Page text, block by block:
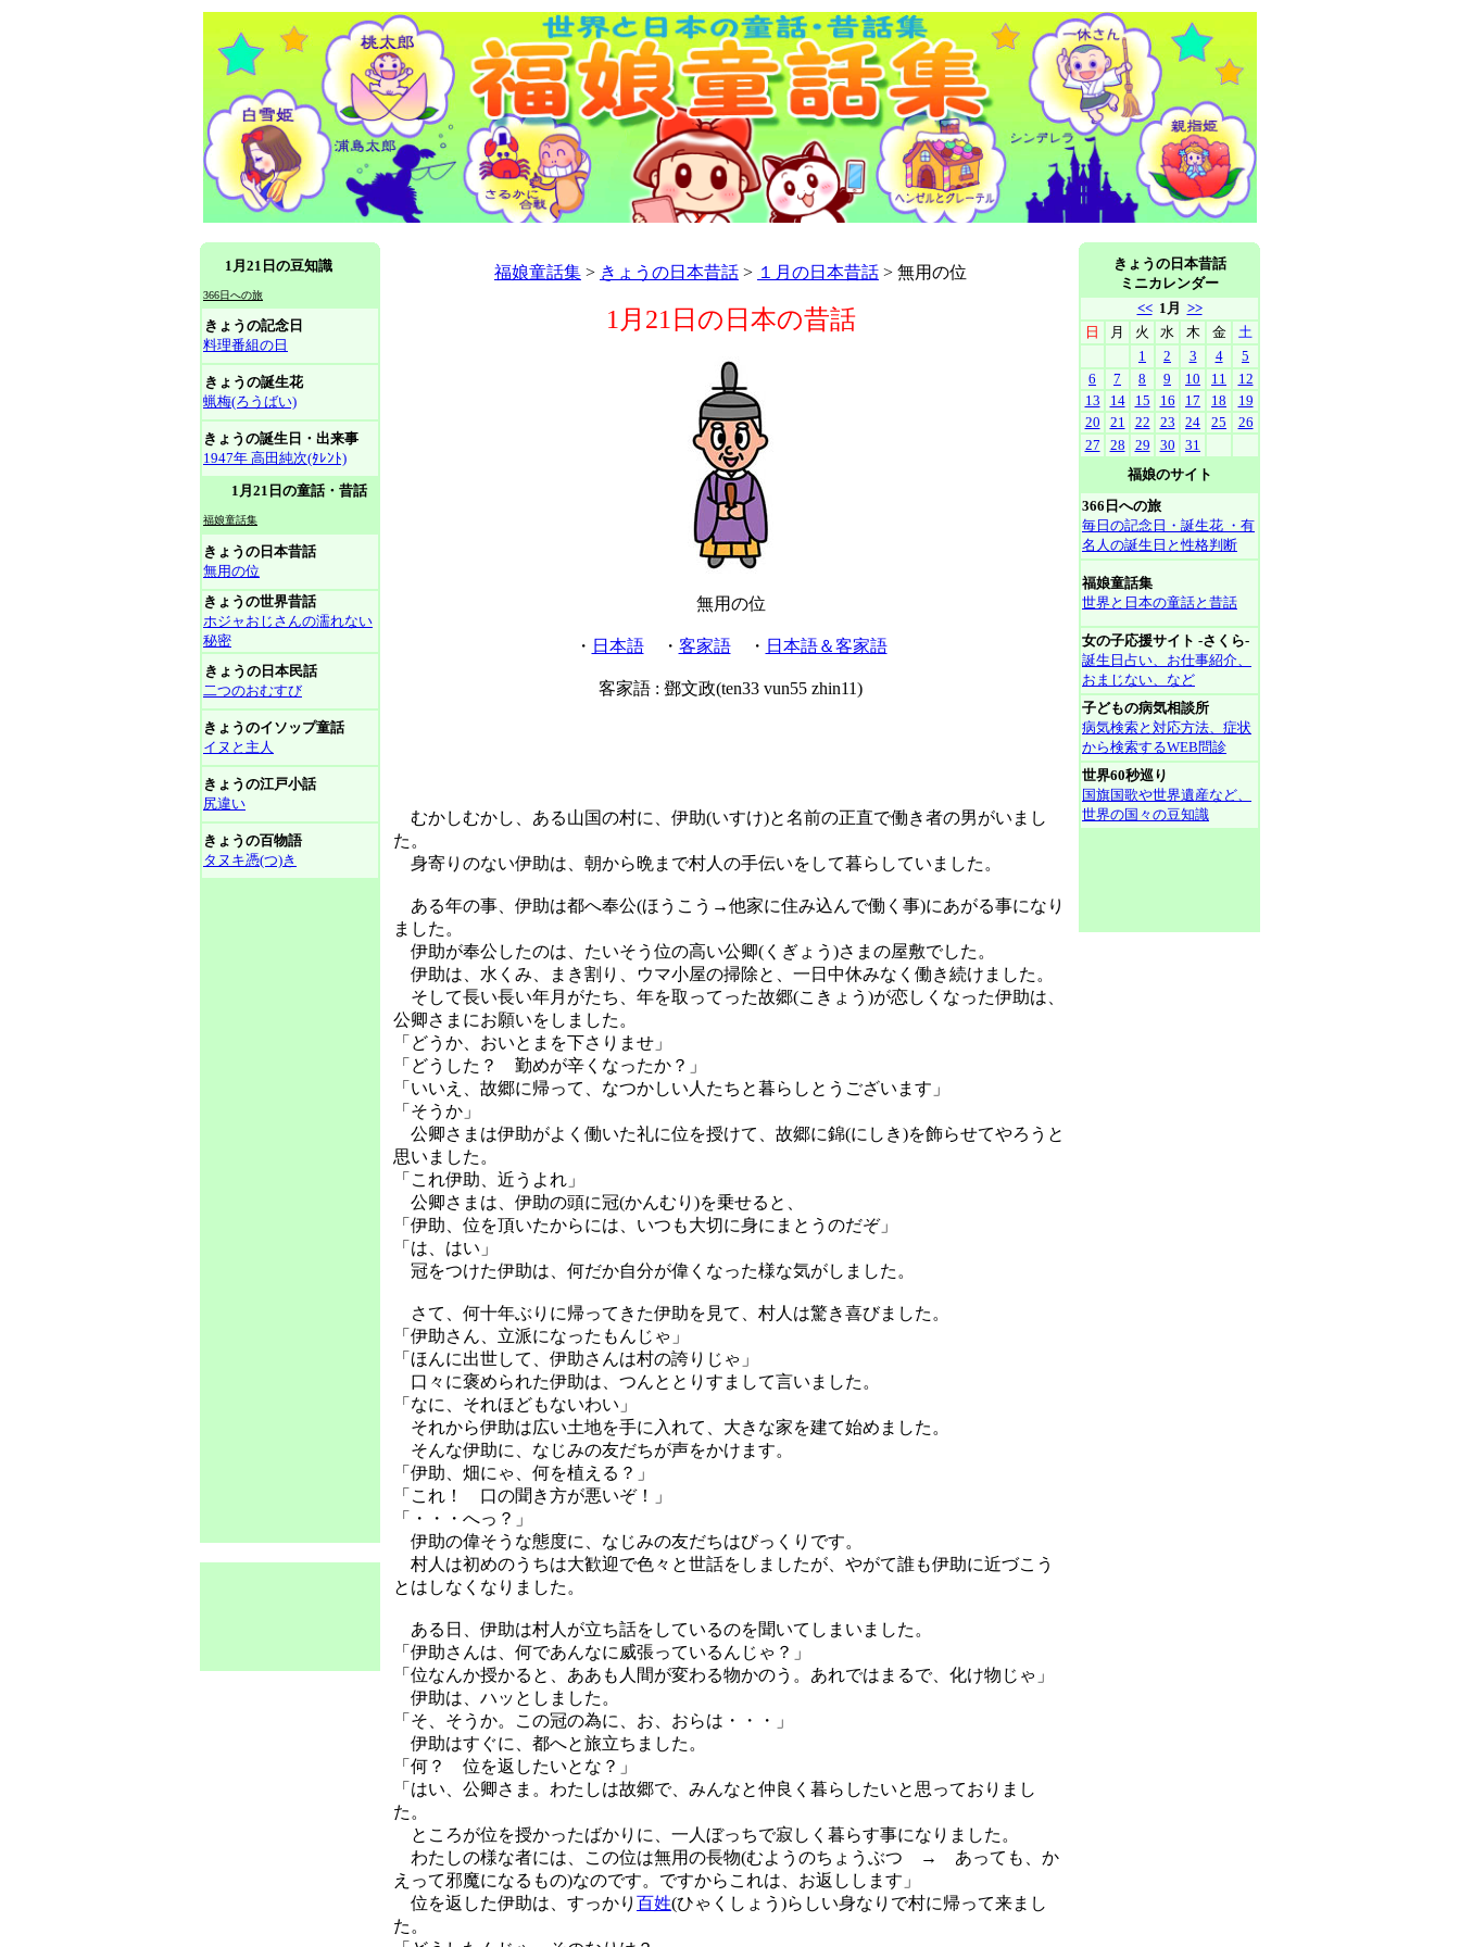
1月21日の豆知識
366日への旅
きょうの記念日
料理番組の日
きょうの誕生花
蝋梅(ろうばい)
きょうの誕生日・出来事
1947年 高田純次(ﾀﾚﾝﾄ)
1月21日の童話・昔話
福娘童話集
きょうの日本昔話
無用の位
きょうの世界昔話
ホジャおじさんの濡れない
秘密
きょうの日本民話
二つのおむすび
きょうのイソップ童話
イヌと主人
きょうの江戸小話
尻違い
きょうの百物語
タヌキ憑(つ)き
福娘童話集 > きょうの日本昔話 > １月の日本昔話 > 無用の位
1月21日の日本の昔話
無用の位
・ 日本語・ 客家語・ 日本語＆客家語
客家語 : 鄧文政(ten33 vun55 zhin11)
むかしむかし、ある山国の村に、伊助(いすけ)と名前の正直で働き者の男がいまし
た。
身寄りのない伊助は、朝から晩まで村人の手伝いをして暮らしていました。
ある年の事、伊助は都へ奉公(ほうこう→他家に住み込んで働く事)にあがる事になり
ました。
伊助が奉公したのは、たいそう位の高い公卿(くぎょう)さまの屋敷でした。
伊助は、水くみ、まき割り、ウマ小屋の掃除と、一日中休みなく働き続けました。
そして長い長い年月がたち、年を取ってった故郷(こきょう)が恋しくなった伊助は、
公卿さまにお願いをしました。
「どうか、おいとまを下さりませ」
「どうした？ 勤めが辛くなったか？」
「いいえ、故郷に帰って、なつかしい人たちと暮らしとうございます」
「そうか」
公卿さまは伊助がよく働いた礼に位を授けて、故郷に錦(にしき)を飾らせてやろうと
思いました。
「これ伊助、近うよれ」
公卿さまは、伊助の頭に冠(かんむり)を乗せると、
「伊助、位を頂いたからには、いつも大切に身にまとうのだぞ」
「は、はい」
冠をつけた伊助は、何だか自分が偉くなった様な気がしました。
さて、何十年ぶりに帰ってきた伊助を見て、村人は驚き喜びました。
「伊助さん、立派になったもんじゃ」
「ほんに出世して、伊助さんは村の誇りじゃ」
口々に褒められた伊助は、つんととりすまして言いました。
「なに、それほどもないわい」
それから伊助は広い土地を手に入れて、大きな家を建て始めました。
そんな伊助に、なじみの友だちが声をかけます。
「伊助、畑にゃ、何を植える？」
「これ！ 口の聞き方が悪いぞ！」
「・・・へっ？」
伊助の偉そうな態度に、なじみの友だちはびっくりです。
村人は初めのうちは大歓迎で色々と世話をしましたが、やがて誰も伊助に近づこう
とはしなくなりました。
ある日、伊助は村人が立ち話をしているのを聞いてしまいました。
「伊助さんは、何であんなに威張っているんじゃ？」
「位なんか授かると、ああも人間が変わる物かのう。あれではまるで、化け物じゃ」
伊助は、ハッとしました。
「そ、そうか。この冠の為に、お、おらは・・・」
伊助はすぐに、都へと旅立ちました。
「何？ 位を返したいとな？」
「はい、公卿さま。わたしは故郷で、みんなと仲良く暮らしたいと思っておりまし
た。
ところが位を授かったばかりに、一人ぼっちで寂しく暮らす事になりました。
わたしの様な者には、この位は無用の長物(むようのちょうぶつ → あっても、か
えって邪魔になるもの)なのです。ですからこれは、お返しします」
位を返した伊助は、すっかり 百姓(ひゃくしょう)らしい身なりで村に帰って来まし
た。
きょうの日本昔話
ミニカレンダー
<<1月 >>
日
月 火 水 木 金
土
1
2 3 4
5
6
7 8 9 10 11
12
13
14 15 16 17 18
19
20
21 22 23 24 25
26
27
28 29 30
31
福娘のサイト
366日への旅
毎日の記念日・誕生花 ・有
名人の誕生日と性格判断
福娘童話集
世界と日本の童話と昔話
女の子応援サイト -さくら-
誕生日占い、お仕事紹介、
おまじない、など
子どもの病気相談所
病気検索と対応方法、症状
から検索するWEB問診
世界60秒巡り
国旗国歌や世界遺産など、
世界の国々の豆知識